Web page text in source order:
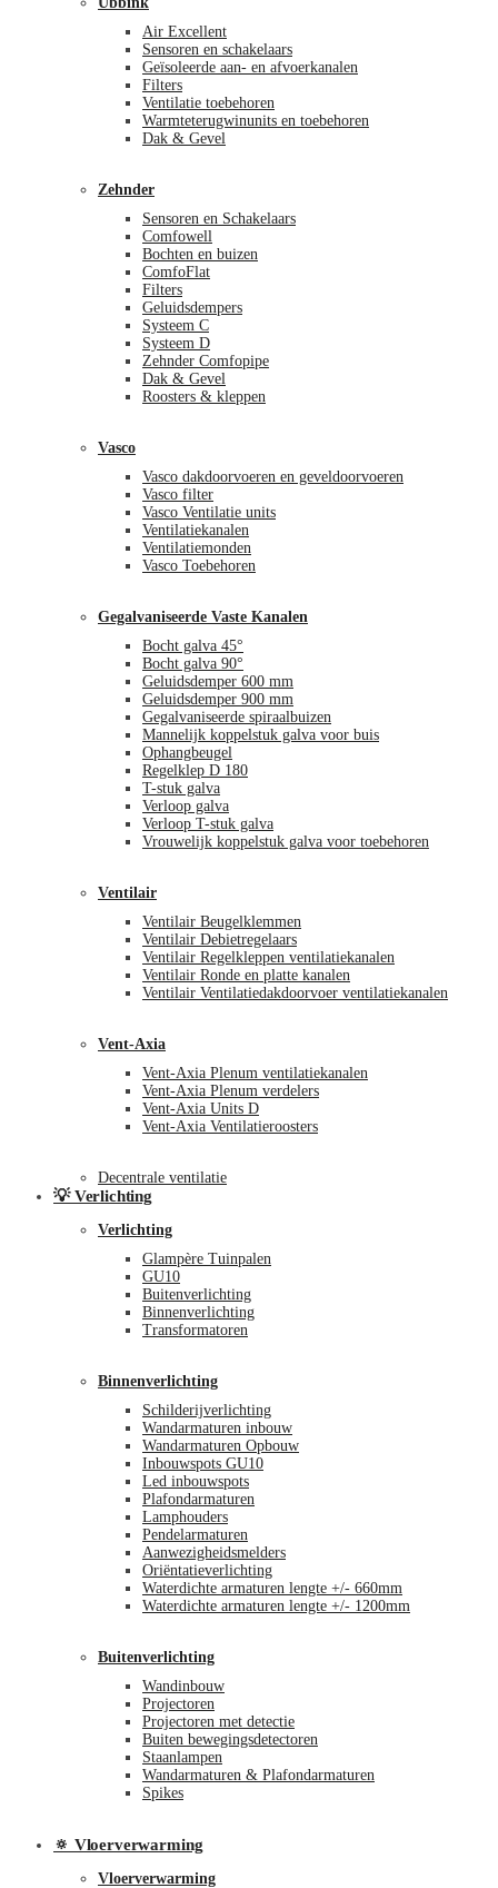
Air Excellent
Sensoren en schakelaars
Geïsoleerde aan- en afvoerkanalen
Filters
Ventilatie toebehoren
Warmteterugwinunits en toebehoren
Dak & Gevel
Zehnder
Sensoren en Schakelaars
Comfowell
Bochten en buizen
ComfoFlat
Filters
Geluidsdempers
Systeem C
Systeem D
Zehnder Comfopipe
Dak & Gevel
Roosters & kleppen
Vasco
Vasco dakdoorvoeren en geveldoorvoeren
Vasco filter
Vasco Ventilatie units
Ventilatiekanalen
Ventilatiemonden
Vasco Toebehoren
Gegalvaniseerde Vaste Kanalen
Bocht galva 45°
Bocht galva 90°
Geluidsdemper 600 mm
Geluidsdemper 900 mm
Gegalvaniseerde spiraalbuizen
Mannelijk koppelstuk galva voor buis
Ophangbeugel
Regelklep D 180
T-stuk galva
Verloop galva
Verloop T-stuk galva
Vrouwelijk koppelstuk galva voor toebehoren
Ventilair
Ventilair Beugelklemmen
Ventilair Debietregelaars
Ventilair Regelkleppen ventilatiekanalen
Ventilair Ronde en platte kanalen
Ventilair Ventilatiedakdoorvoer ventilatiekanalen
Vent-Axia
Vent-Axia Plenum ventilatiekanalen
Vent-Axia Plenum verdelers
Vent-Axia Units D
Vent-Axia Ventilatieroosters
Decentrale ventilatie
💡 Verlichting
Verlichting
Glampère Tuinpalen
GU10
Buitenverlichting
Binnenverlichting
Transformatoren
Binnenverlichting
Schilderijverlichting
Wandarmaturen inbouw
Wandarmaturen Opbouw
Inbouwspots GU10
Led inbouwspots
Plafondarmaturen
Lamphouders
Pendelarmaturen
Aanwezigheidsmelders
Oriëntatieverlichting
Waterdichte armaturen lengte +/- 660mm
Waterdichte armaturen lengte +/- 1200mm
Buitenverlichting
Wandinbouw
Projectoren
Projectoren met detectie
Buiten bewegingsdetectoren
Staanlampen
Wandarmaturen & Plafondarmaturen
Spikes
🔅 Vloerverwarming
Vloerverwarming